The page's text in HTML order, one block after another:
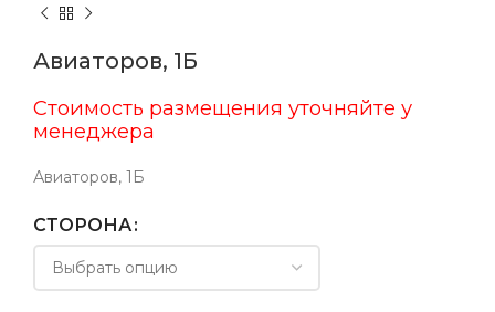
Авиаторов, 1Б
Стоимость размещения уточняйте у
менеджера
Авиаторов, 1Б
СТОРОНА